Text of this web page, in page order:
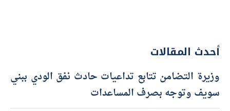
أحدث المقالات
وزيرة التضامن تتابع تداعيات حادث نفق الودي ببني
سويف وتوجه بصرف المساعدات